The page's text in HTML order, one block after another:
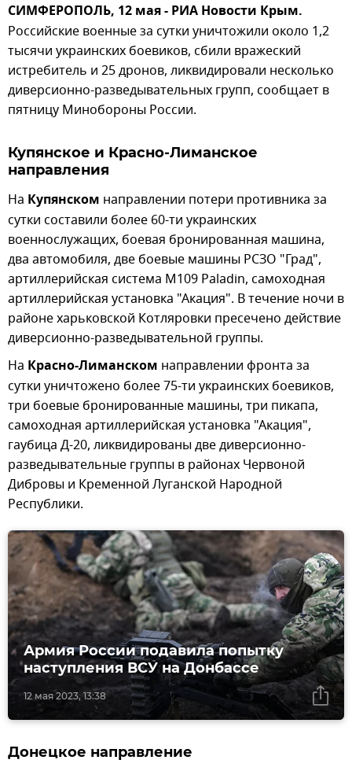
СИМФЕРОПОЛЬ, 12 мая - РИА Новости Крым.
Российские военные за сутки уничтожили около 1,2
тысячи украинских боевиков, сбили вражеский
истребитель и 25 дронов, ликвидировали несколько
диверсионно-разведывательных групп, сообщает в
пятницу Минобороны России.
Купянское и Красно-Лиманское
направления
На Купянском направлении потери противника за
сутки составили более 60-ти украинских
военнослужащих, боевая бронированная машина,
два автомобиля, две боевые машины РСЗО "Град",
артиллерийская система М109 Paladin, самоходная
артиллерийская установка "Акация". В течение ночи в
районе харьковской Котляровки пресечено действие
диверсионно-разведывательной группы.
На Красно-Лиманском направлении фронта за
сутки уничтожено более 75-ти украинских боевиков,
три боевые бронированные машины, три пикапа,
самоходная артиллерийская установка "Акация",
гаубица Д-20, ликвидированы две диверсионно-
разведывательные группы в районах Червоной
Дибровы и Кременной Луганской Народной
Республики.
12 мая 2023, 13:38
Армия России подавила попытку
наступления ВСУ на Донбассе
Донецкое направление